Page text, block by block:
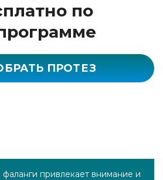
по
ПРОТЕЗ
привлекает внимание и